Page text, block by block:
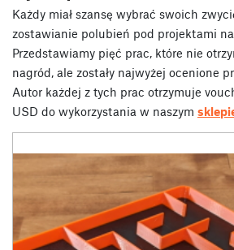
Każdy miał szansę wybrać swoich
zostawianie polubień pod projektami na
Przedstawiamy pięć prac, które nie
nagród, ale zostały najwyżej ocenione
Autor każdej z tych prac otrzymuje
USD do wykorzystania w naszym